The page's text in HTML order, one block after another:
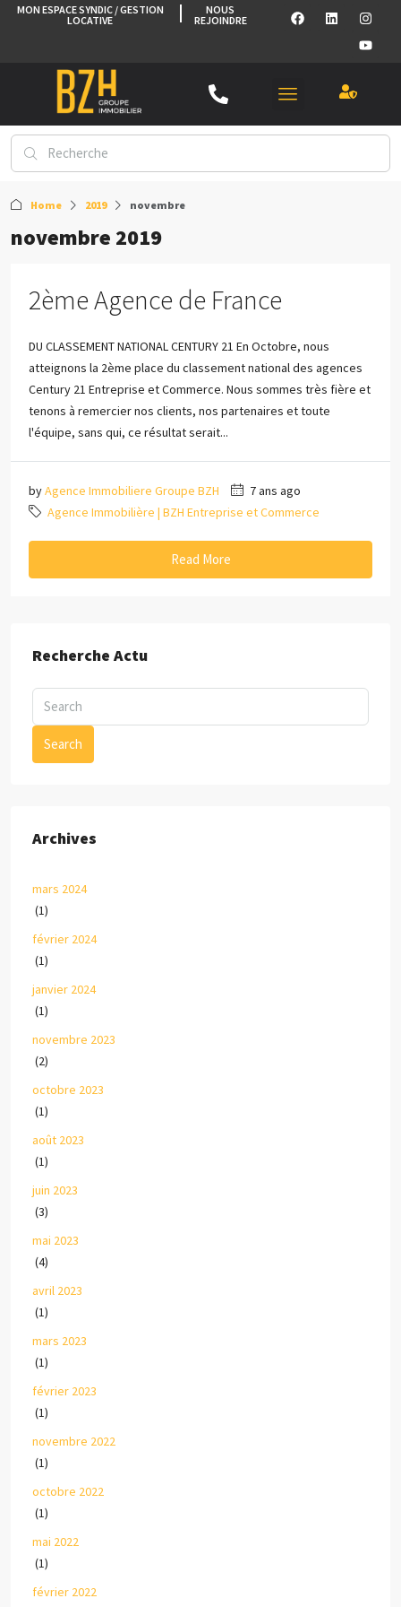
MON ESPACE SYNDIC / GESTION
LOCATIVE
NOUS
REJOINDRE
Home 2019 novembre
novembre 2019
2ème Agence de France
DU CLASSEMENT NATIONAL CENTURY 21 En Octobre, nous
atteignons la 2ème place du classement national des agences
Century 21 Entreprise et Commerce. Nous sommes très fière et
tenons à remercier nos clients, nos partenaires et toute
l'équipe, sans qui, ce résultat serait...
byAgence Immobiliere Groupe BZH
7 ans ago
Agence Immobilière | BZH Entreprise et Commerce
Read More
Recherche Actu
Search
Archives
mars 2024
(1)
février 2024
(1)
janvier 2024
(1)
novembre 2023
(2)
octobre 2023
(1)
août 2023
(1)
juin 2023
(3)
mai 2023
(4)
avril 2023
(1)
mars 2023
(1)
février 2023
(1)
novembre 2022
(1)
octobre 2022
(1)
mai 2022
(1)
février 2022